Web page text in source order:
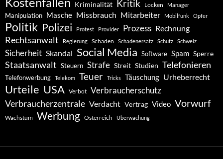
Kriminalität Kritik Locken Manager
Manipulation Masche Missbrauch Mitarbeiter Mobilfunk Opfer
Politik Polizei Protest Provider Prozess Rechnung
Rechtsanwalt Regierung Schaden Schadenersatz Schutz Schweiz
Sicherheit Skandal Social Media Software Spam Sperre
Staatsanwalt Steuern Strafe Streit Studien Telefonieren
Telefonwerbung Telekom Teuer Tricks Täuschung Urheberrecht
Urteile USA Verbot Verbraucherschutz
Verbraucherzentrale Verdacht Vertrag Video Vorwurf
Wachstum Werbung Österreich Überwachung